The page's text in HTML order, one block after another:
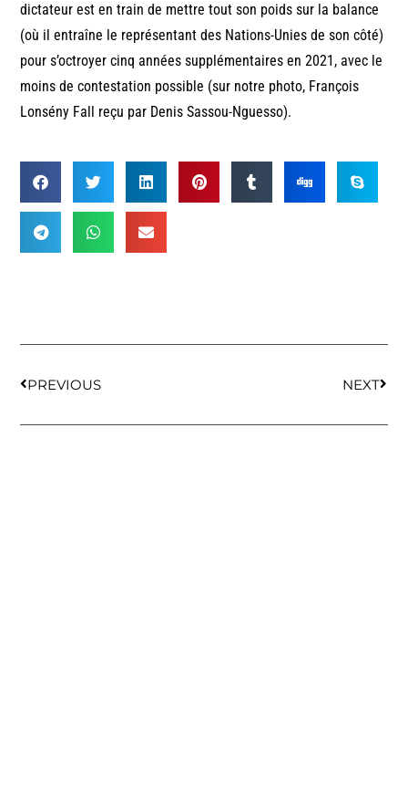
dictateur est en train de mettre tout son poids sur la balance
(où il entraîne le représentant des Nations-Unies de son côté)
pour s’octroyer cinq années supplémentaires en 2021, avec le
moins de contestation possible (sur notre photo, François
Lonsény Fall reçu par Denis Sassou-Nguesso).
PREVIOUS NEXT